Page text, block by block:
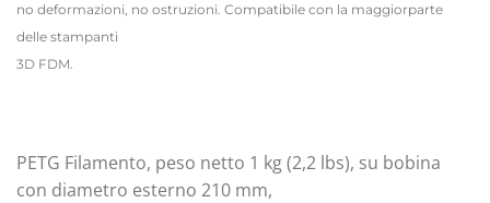
no deformazioni, no ostruzioni. Compatibile con la maggiorparte
delle stampanti
3D FDM.
PETG Filamento, peso netto 1 kg (2,2 lbs), su bobina
con diametro esterno 210 mm,